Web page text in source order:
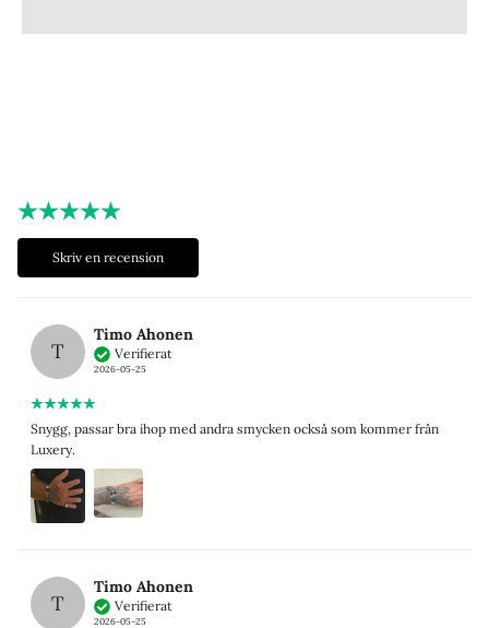
Hängsmycken
Skriv en recension
T
Timo Ahonen
Verifierat
2026-05-25
Snygg, passar bra ihop med andra smycken också som kommer från
Luxery.
T
Timo Ahonen
Verifierat
2026-05-25